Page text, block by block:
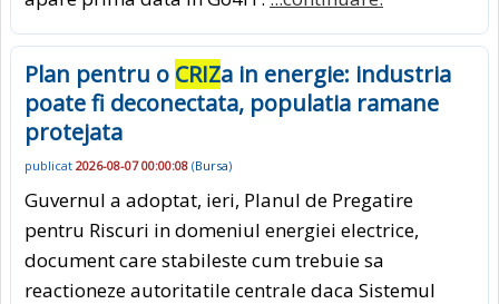
Plan pentru o CRIZa in energie: industria
poate fi deconectata, populatia ramane
protejata
publicat 2026-08-07 00:00:08 (Bursa)
Guvernul a adoptat, ieri, Planul de Pregatire
pentru Riscuri in domeniul energiei electrice,
document care stabileste cum trebuie sa
reactioneze autoritatile centrale daca Sistemul